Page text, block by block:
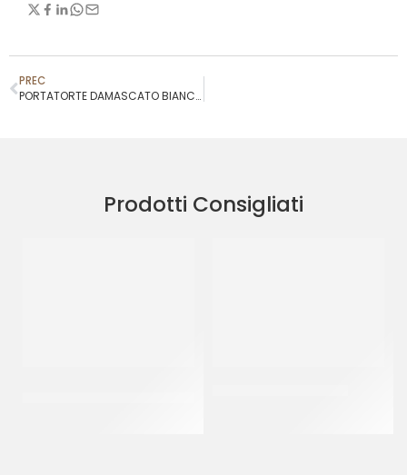
PREC
PORTATORTE DAMASCATO BIANCO 40X50 H10
Prodotti Consigliati